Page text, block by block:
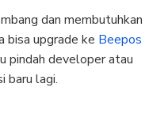
dan membutuhkan
bisa upgrade ke Beepos
pindah developer atau
baru lagi.